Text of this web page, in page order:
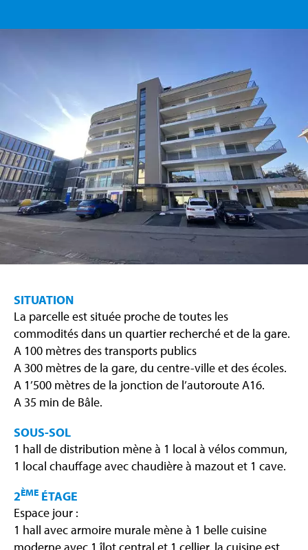
SITUATION
La parcelle est située proche de toutes les
commodités dans un quartier recherché et de la gare.
A 100 mètres des transports publics
A 300 mètres de la gare, du centre-ville et des écoles.
A 1’500 mètres de la jonction de l’autoroute A16.
A 35 min de Bâle.
SOUS-SOL
1 hall de distribution mène à 1 local à vélos commun,
1 local chauffage avec chaudière à mazout et 1 cave.
2ÈME ÉTAGE
Espace jour :
1 hall avec armoire murale mène à 1 belle cuisine